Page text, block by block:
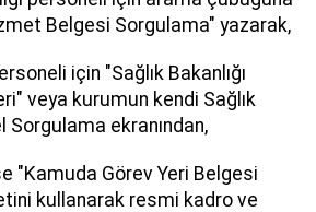
Belgesi Sorgulama" yazarak,
için "Sağlık Bakanlığı
veya kurumun kendi Sağlık
Sorgulama ekranından,
"Kamuda Görev Yeri Belgesi
kullanarak resmi kadro ve